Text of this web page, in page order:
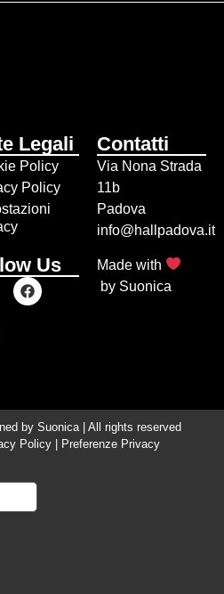
Legali
Policy
Policy
Us
Contatti
Via Nona Strada
11b
Padova
info@hallpadova.it
Made with
by Suonica
by Suonica| All rights reserved
Policy Preferenze Privacy